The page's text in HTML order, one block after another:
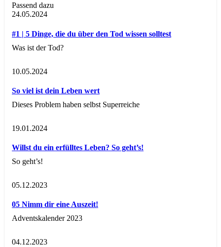
Passend dazu
24.05.2024
#1 | 5 Dinge, die du über den Tod wissen solltest
Was ist der Tod?
10.05.2024
So viel ist dein Leben wert
Dieses Problem haben selbst Superreiche
19.01.2024
Willst du ein erfülltes Leben? So geht’s!
So geht’s!
05.12.2023
05 Nimm dir eine Auszeit!
Adventskalender 2023
04.12.2023